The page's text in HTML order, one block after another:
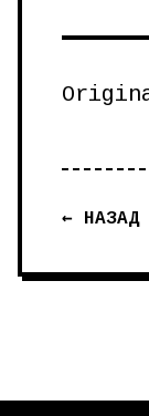
← НАЗАД